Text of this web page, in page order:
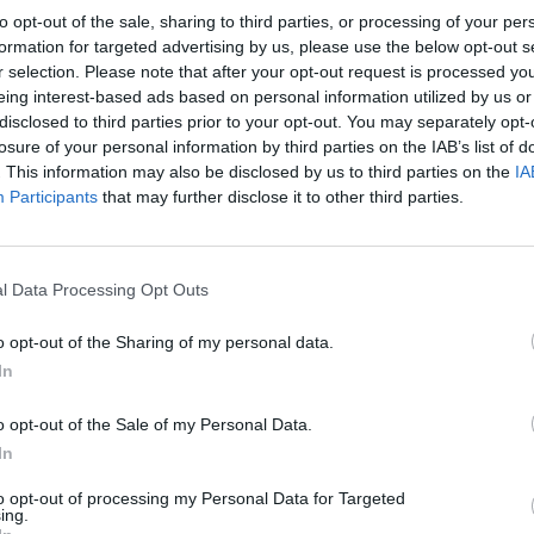
opt-out of the sale, sharing to third parties, or processing of your
for targeted advertising by us, please use the below opt-out
selection. Please note that after your opt-out request is processed
interest-based ads based on personal information utilized by us
to third parties prior to your opt-out. You may separately
of your personal information by third parties on the IAB’s list of
This information may also be disclosed by us to third parties on the
Participants that may further disclose it to other third parties.
Data Processing Opt Outs
opt-out of the Sharing of my personal data.
opt-out of the Sale of my Personal Data.
opt-out of processing my Personal Data for Targeted
chinoise ont été contaminés par le Covid-19. Par ailleurs,
dernièrement du Covid. Les autorités nationales
les plus peuplée de Chine. Un responsable des
janvier dernier, que
un rebond sans précédent de cas positifs. Le système de
1.3k
1.3k
4
de